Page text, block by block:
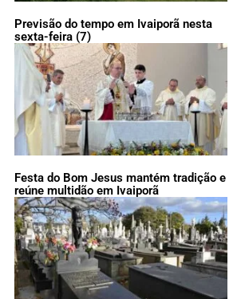
Previsão do tempo em Ivaiporã nesta
sexta-feira (7)
Festa do Bom Jesus mantém tradição e
reúne multidão em Ivaiporã